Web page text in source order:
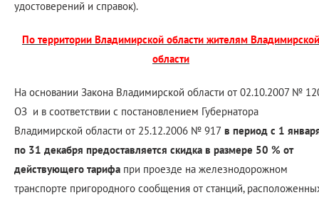
удостоверений и справок).
По территории Владимирской области жителям Владимирской
области
На основании Закона Владимирской области от 02.10.2007 №
ОЗ и в соответствии с постановлением Губернатора
Владимирской области от 25.12.2006 № 917 в период с 1
по 31 декабря предоставляется скидка в размере 50 % от
действующего тарифа при проезде на железнодорожном
транспорте пригородного сообщения от станций,